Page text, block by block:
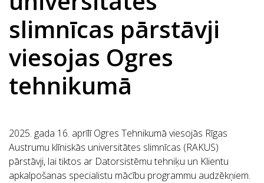
slimnīcas pārstāvji
viesojas Ogres
tehnikumā
2025. gada 16. aprīlī Ogres Tehnikumā viesojās Rīgas
Austrumu klīniskās universitātes slimnīcas (RAKUS)
pārstāvji, lai tiktos ar Datorsistēmu tehniķu un Klientu
apkalpošanas specialistu mācību programmu audzēkņiem.